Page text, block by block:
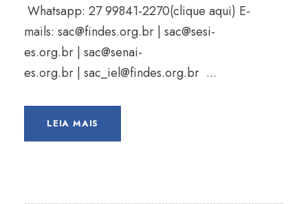
Whatsapp: 27 99841-2270(clique aqui) E-
mails: sac@findes.org.br | sac@sesi-
es.org.br | sac@senai-
es.org.br | sac_iel@findes.org.br ...
LEIA MAIS